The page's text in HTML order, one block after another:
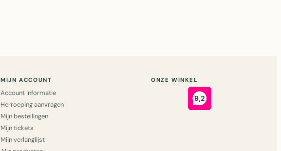
MIJN ACCOUNT
Account informatie
Herroeping aanvragen
Mijn bestellingen
Mijn tickets
Mijn verlanglijst
ONZE WINKEL